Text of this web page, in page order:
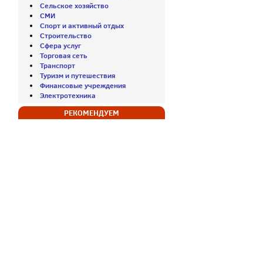
Сельское хозяйство
СМИ
Спорт и активный отдых
Строительство
Сфера услуг
Торговая сеть
Транспорт
Туризм и путешествия
Финансовые учреждения
Электротехника
РЕКОМЕНДУЕМ